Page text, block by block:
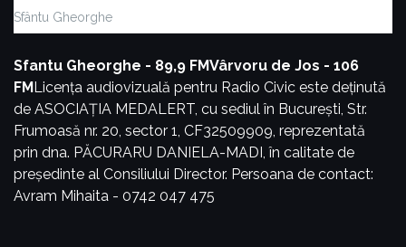
Sfântu Gheorghe
Sfantu Gheorghe - 89,9 FMVârvoru de Jos - 106
FMLicența audiovizuală pentru Radio Civic este deținută
de ASOCIAȚIA MEDALERT, cu sediul în București, Str.
Frumoasă nr. 20, sector 1, CF32509909, reprezentată
prin dna. PĂCURARU DANIELA-MADI, în calitate de
președinte al Consiliului Director. Persoana de contact:
Avram Mihaita - 0742 047 475